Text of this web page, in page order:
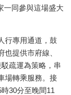
一同參與這場盛大
行專用通道，鼓
提供市府線、
疏運為策略，串
場轉乘服務。接
時30分至晚間11